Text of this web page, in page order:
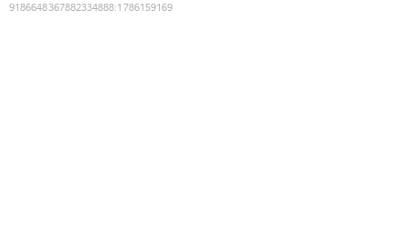
9186648367882334888:1786159169